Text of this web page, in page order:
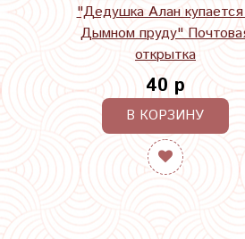
"Дедушка Алан
Дымном пруду"
открытка
40 р
В КОРЗИНУ